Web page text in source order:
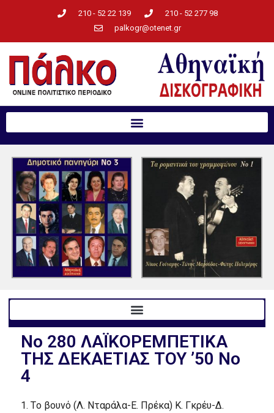
210 - 52 22 139
210 - 52 277 98
palkogr@otenet.gr
Nο 280 ΛAΪKOPEMΠETIKA
THΣ ΔEKAETIAΣ TOY ’50 Nο
4
1. Tο βουνό (Λ. Nταράλα-E. Πρέκα) K. Γκρέυ-Δ.